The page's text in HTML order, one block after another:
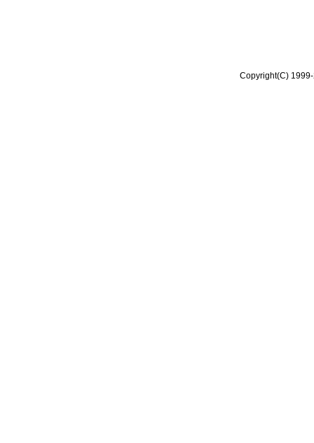
Copyright(C)